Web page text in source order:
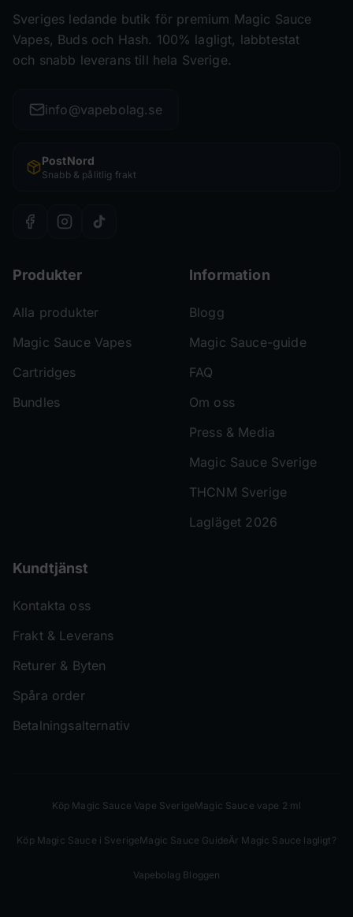
Sveriges ledande butik för premium Magic Sauce
Vapes, Buds och Hash. 100% lagligt, labbtestat
och snabb leverans till hela Sverige.
info@vapebolag.se
PostNord
Snabb & pålitlig frakt
Produkter
Alla produkter
Magic Sauce Vapes
Cartridges
Bundles
Information
Blogg
Magic Sauce-guide
FAQ
Om oss
Press & Media
Magic Sauce Sverige
THCNM Sverige
Lagläget 2026
Kundtjänst
Kontakta oss
Frakt & Leverans
Returer & Byten
Spåra order
Betalningsalternativ
Köp Magic Sauce Vape SverigeMagic Sauce vape 2 ml
Köp Magic Sauce i SverigeMagic Sauce GuideÄr Magic Sauce lagligt?
Vapebolag Bloggen